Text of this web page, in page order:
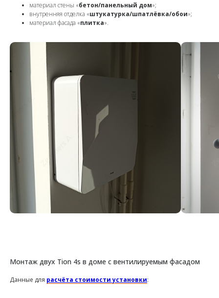
материал стены «бетон/панельный дом»;
внутренняя отделка «штукатурка/шпатлёвка/обои»;
материал фасада «плитка».
Монтаж двух Tion 4s в доме с вентилируемым фасадом
Данные для расчёта стоимости установки: